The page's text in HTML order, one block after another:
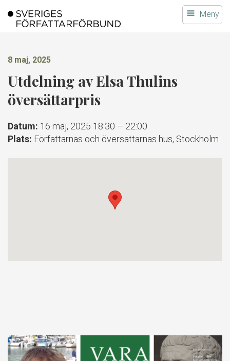
till
Meny
8 maj, 2025
Utdelning av Elsa Thulins
översättarpris
Datum: 16 maj, 2025 18:30 – 22:00
Plats: Författarnas och översättarnas hus, Stockholm